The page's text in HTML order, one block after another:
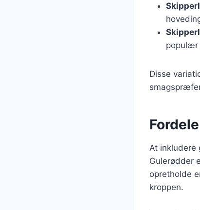
populær
Disse
At inkludere
Gulerødder
opretholde
kroppen.